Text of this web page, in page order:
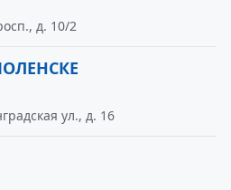
д. 10/2
ул., д. 16